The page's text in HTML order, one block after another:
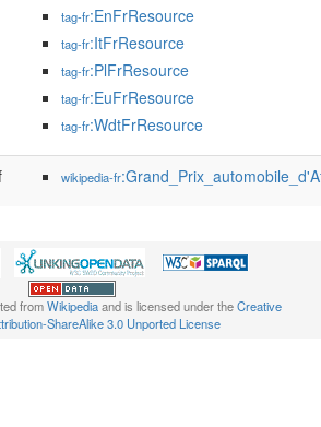
tag-fr:EnFrResource
tag-fr:ItFrResource
tag-fr:PlFrResource
tag-fr:EuFrResource
tag-fr:WdtFrResource
wikipedia-fr
fromWikipediaand is licensed under theCreative
ShareAlike 3.0 Unported License